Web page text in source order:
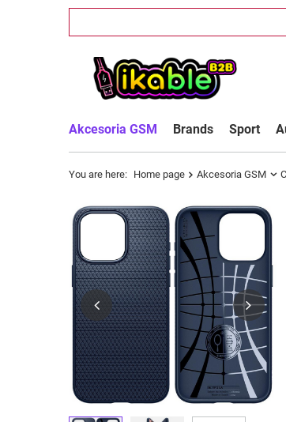
Akcesoria GSM Brands Sport
You are here: Home page Akcesoria GSM